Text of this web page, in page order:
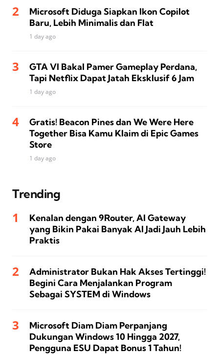
Microsoft Diduga Siapkan Ikon Copilot
Baru, Lebih Minimalis dan Flat
1 day ago
GTA VI Bakal Pamer Gameplay Perdana,
Tapi Netflix Dapat Jatah Eksklusif 6 Jam
1 day ago
Gratis! Beacon Pines dan We Were Here
Together Bisa Kamu Klaim di Epic Games
Store
1 day ago
Trending
Kenalan dengan 9Router, AI Gateway
yang Bikin Pakai Banyak AI Jadi Jauh Lebih
Praktis
Administrator Bukan Hak Akses Tertinggi!
Begini Cara Menjalankan Program
Sebagai SYSTEM di Windows
Microsoft Diam Diam Perpanjang
Dukungan Windows 10 Hingga 2027,
Pengguna ESU Dapat Bonus 1 Tahun!